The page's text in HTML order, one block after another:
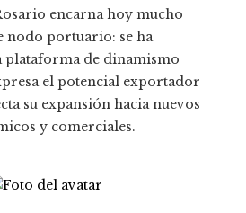
encarna hoy mucho
nodo portuario: se ha
plataforma de dinamismo
el potencial exportador
su expansión hacia nuevos
y comerciales.